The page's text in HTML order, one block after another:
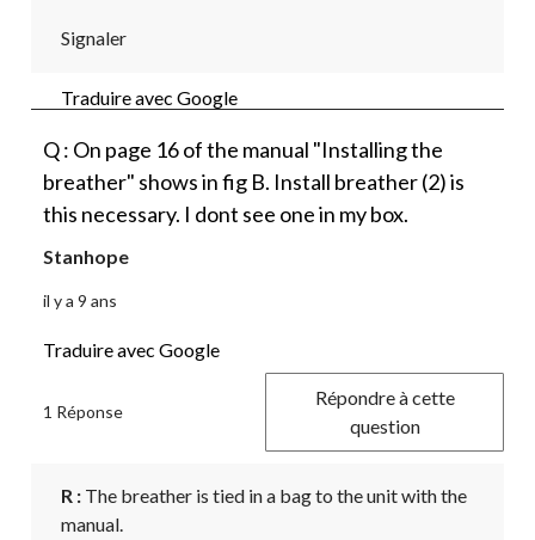
Signaler
Traduire avec Google
Q : On page 16 of the manual "Installing the
breather" shows in fig B. Install breather (2) is
this necessary. I dont see one in my box.
Stanhope
il y a 9 ans
Traduire avec Google
1 Réponse
Répondre à cette
question
R : The breather is tied in a bag to the unit with the
manual.